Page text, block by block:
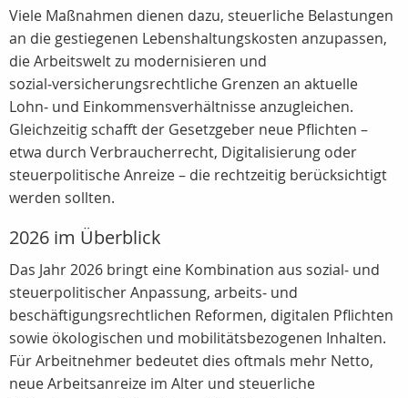
Viele Maßnahmen dienen dazu, steuerliche Belastungen
an die gestiegenen Lebenshaltungskosten anzupassen,
die Arbeitswelt zu modernisieren und
sozial‑versicherungsrechtliche Grenzen an aktuelle
Lohn‑ und Einkommensverhältnisse anzugleichen.
Gleichzeitig schafft der Gesetzgeber neue Pflichten –
etwa durch Verbraucherrecht, Digitalisierung oder
steuerpolitische Anreize – die rechtzeitig berücksichtigt
werden sollten.
2026 im Überblick
Das Jahr 2026 bringt eine Kombination aus sozial‑ und
steuerpolitischer Anpassung, arbeits‑ und
beschäftigungsrechtlichen Reformen, digitalen Pflichten
sowie ökologischen und mobilitätsbezogenen Inhalten.
Für Arbeitnehmer bedeutet dies oftmals mehr Netto,
neue Arbeitsanreize im Alter und steuerliche